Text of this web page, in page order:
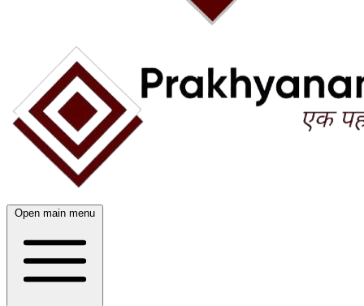
Open main menu